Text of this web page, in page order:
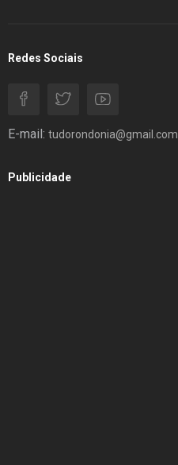
Redes Sociais
E-mail: tudorondonia@gmail.com
Publicidade